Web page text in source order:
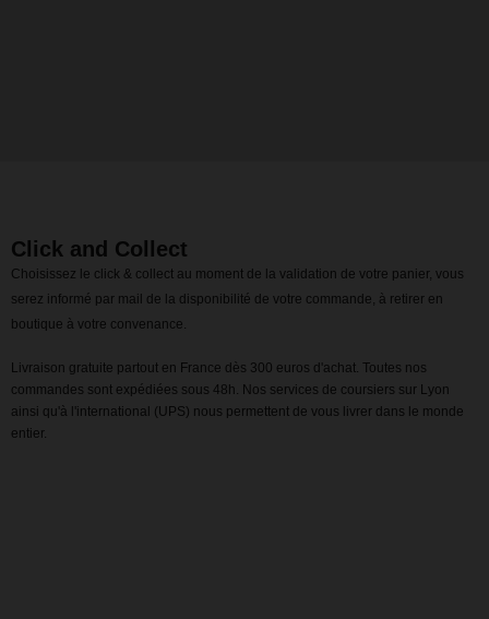
Click and Collect
Choisissez le click & collect au moment de la validation de votre panier, vous
serez informé par mail de la disponibilité de votre commande, à retirer en
boutique à votre convenance.
Livraison gratuite partout en France dès 300 euros d'achat. Toutes nos
commandes sont expédiées sous 48h. Nos services de coursiers sur Lyon
ainsi qu'à l'international (UPS) nous permettent de vous livrer dans le monde
entier.